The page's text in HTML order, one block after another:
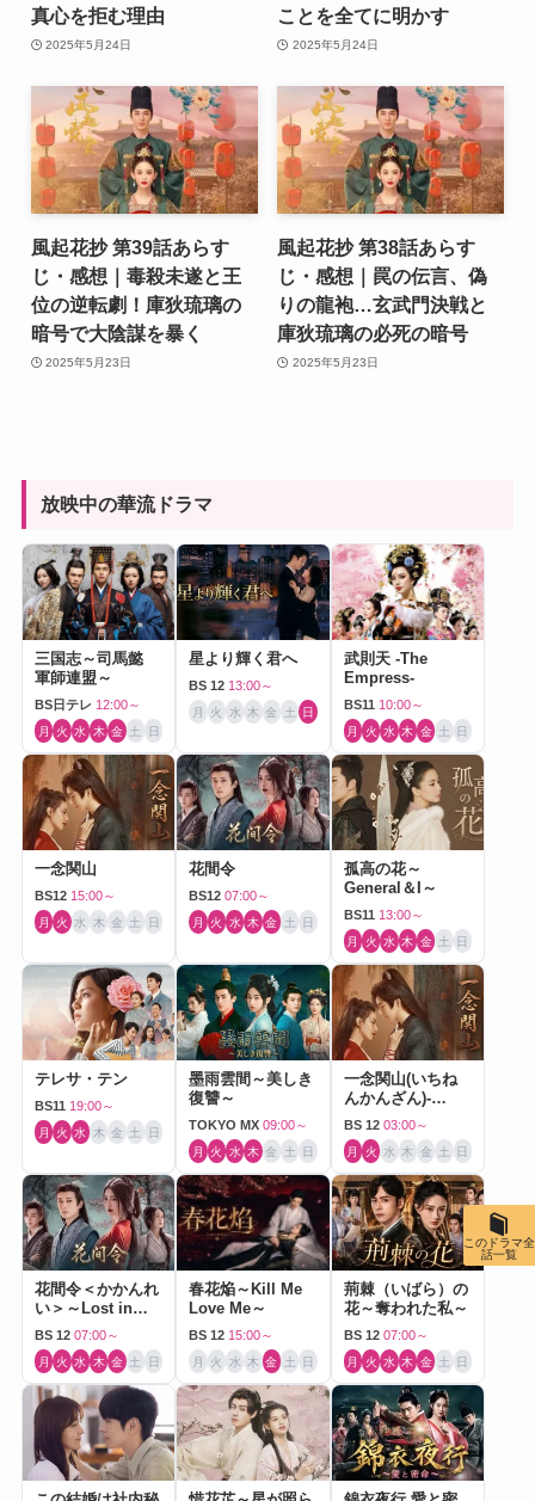
真心を拒む理由
2025年5月24日
ことを全てに明かす
2025年5月24日
風起花抄 第39話あらす
じ・感想｜毒殺未遂と王
位の逆転劇！庫狄琉璃の
暗号で大陰謀を暴く
2025年5月23日
風起花抄 第38話あらす
じ・感想｜罠の伝言、偽
りの龍袍…玄武門決戦と
庫狄琉璃の必死の暗号
2025年5月23日
放映中の華流ドラマ
三国志～司馬懿
軍師連盟～
BS日テレ 12:00～
月 火 水 木 金 土 日
星より輝く君へ
BS 12 13:00～
月 火 水 木 金 土 日
武則天 -The
Empress-
BS11 10:00～
月 火 水 木 金 土 日
一念関山
BS12 15:00～
月 火 水 木 金 土 日
花間令
BS12 07:00～
月 火 水 木 金 土 日
孤高の花～
General＆I～
BS11 13:00～
月 火 水 木 金 土 日
テレサ・テン
BS11 19:00～
月 火 水 木 金 土 日
墨雨雲間～美しき
復讐～
TOKYO MX 09:00～
月 火 水 木 金 土 日
一念関山(いちね
んかんざん)-
Journey to Love-
BS 12 03:00～
月 火 水 木 金 土 日
花間令＜かかんれ
い＞～Lost in
Love～
BS 12 07:00～
月 火 水 木 金 土 日
春花焔～Kill Me
Love Me～
BS 12 15:00～
月 火 水 木 金 土 日
荊棘（いばら）の
花～奪われた私～
BS 12 07:00～
月 火 水 木 金 土 日
このドラマ全
話一覧